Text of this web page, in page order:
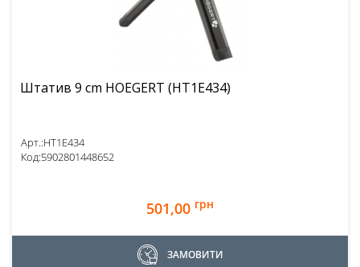
Штатив 9 cm HOEGERT (HT1E434)
Арт.:HT1E434
Код:5902801448652
501,00 грн
ЗАМОВИТИ